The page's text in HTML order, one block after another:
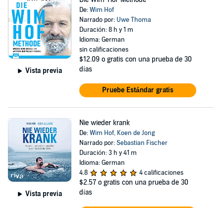
Vista previa
De:Wim Hof
Narrado por: Uwe Thoma
Duración: 8 h y 1 m
Idioma: German
sin calificaciones
$12.09 o gratis con una prueba de 30
días
Pruebe Estándar gratis
Vista previa
Nie wieder krank
De:Wim Hof, Koen de Jong
Narrado por:Sebastian Fischer
Duración: 3 h y 41 m
Idioma: German
4.8
4 calificaciones
$2.57 o gratis con una prueba de 30
días